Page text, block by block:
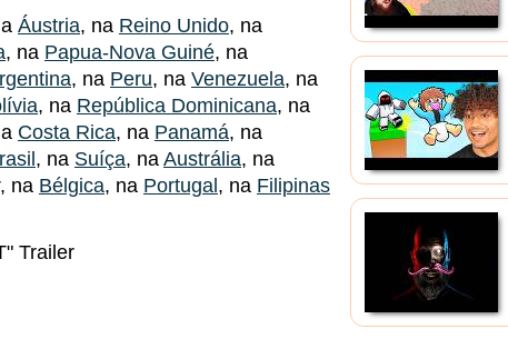
Áustria, na Reino Unido, na
, na Papua-Nova Guiné, na
, na Peru, na Venezuela, na
, na República Dominicana, na
Costa Rica, na Panamá, na
, na Suíça, na Austrália, na
, na Bélgica, na Portugal , na Filipinas
Trailer